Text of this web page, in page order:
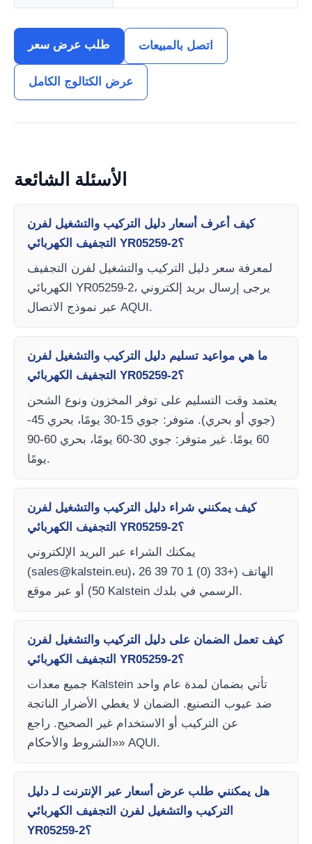
طلب عرض سعر اتصل بالمبيعات
عرض الكتالوج الكامل
الأسئلة الشائعة
كيف أعرف أسعار دليل التركيب والتشغيل لفرن
التجفيف الكهربائي YR05259-2؟
لمعرفة سعر دليل التركيب والتشغيل لفرن التجفيف
الكهربائي YR05259-2، يرجى إرسال بريد إلكتروني
عبر نموذج الاتصال AQUI.
ما هي مواعيد تسليم دليل التركيب والتشغيل لفرن
التجفيف الكهربائي YR05259-2؟
يعتمد وقت التسليم على توفر المخزون ونوع الشحن
(جوي أو بحري). متوفر: جوي 15-30 يومًا، بحري 45-
60 يومًا. غير متوفر: جوي 30-60 يومًا، بحري 60-90
يومًا.
كيف يمكنني شراء دليل التركيب والتشغيل لفرن
التجفيف الكهربائي YR05259-2؟
يمكنك الشراء عبر البريد الإلكتروني
(sales@kalstein.eu)، الهاتف (+33 (0) 1 70 39 26
50) أو عبر موقع Kalstein الرسمي في بلدك.
كيف تعمل الضمان على دليل التركيب والتشغيل لفرن
التجفيف الكهربائي YR05259-2؟
جميع معدات Kalstein تأتي بضمان لمدة عام واحد
ضد عيوب التصنيع. الضمان لا يغطي الأضرار الناتجة
عن التركيب أو الاستخدام غير الصحيح. راجع
«الشروط والأحكام» AQUI.
هل يمكنني طلب عرض أسعار عبر الإنترنت لـ دليل
التركيب والتشغيل لفرن التجفيف الكهربائي
YR05259-2؟